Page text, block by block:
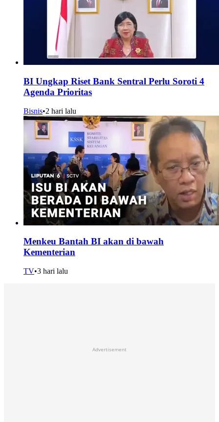
BI Ungkap Riset Bank Sentral Perlu Soroti 4
Agenda Prioritas
Bisnis•2 hari lalu
Menkeu Bantah BI akan di bawah
Kementerian
TV•3 hari lalu
Advertisement